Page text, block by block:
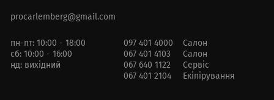
procarlemberg@gmail.com
пн-пт: 10:00 - 18:00
сб: 10:00 - 16:00
нд: вихідний
097 401 4000
Салон
067 401 4103
Салон
067 640 1122
Сервіс
067 401 2104
Екіпірування